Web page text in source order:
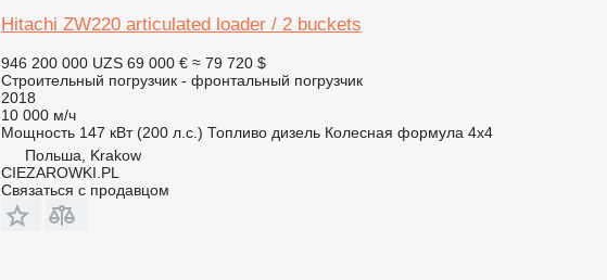
Hitachi ZW220 articulated loader / 2 buckets
946 200 000 UZS 69 000 € ≈ 79 720 $
Строительный погрузчик - фронтальный погрузчик
2018
10 000 м/ч
Мощность 147 кВт (200 л.с.) Топливо дизель Колесная формула 4x4
Польша, Krakow
CIEZAROWKI.PL
Связаться с продавцом